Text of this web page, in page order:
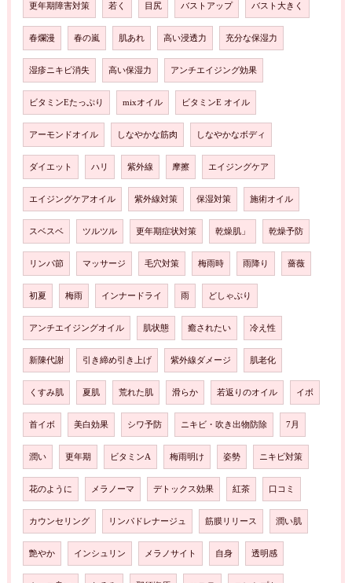
更年期障害対策 若く 目尻 バストアップ バスト大きく
春爛漫 春の嵐 肌あれ 高い浸透力 充分な保湿力
湿疹ニキビ消失 高い保湿力 アンチエイジング効果
ビタミンEたっぷり mixオイル ビタミンE オイル
アーモンドオイル しなやかな筋肉 しなやかなボディ
ダイエット ハリ 紫外線 摩擦 エイジングケア
エイジングケアオイル 紫外線対策 保湿対策 施術オイル
スベスベ ツルツル 更年期症状対策 乾燥肌」 乾燥予防
リンパ節 マッサージ 毛穴対策 梅雨時 雨降り 薔薇
初夏 梅雨 インナードライ 雨 どしゃぶり
アンチエイジングオイル 肌状態 癒されたい 冷え性
新陳代謝 引き締め引き上げ 紫外線ダメージ 肌老化
くすみ肌 夏肌 荒れた肌 滑らか 若返りのオイル イボ
首イボ 美白効果 シワ予防 ニキビ・吹き出物防除 7月
潤い 更年期 ビタミンA 梅雨明け 姿勢 ニキビ対策
花のように メラノーマ デトックス効果 紅茶 口コミ
カウンセリング リンパドレナージュ 筋膜リリース 潤い肌
艶やか インシュリン メラノサイト 自身 透明感